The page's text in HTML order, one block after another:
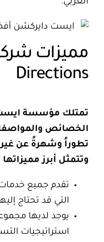
Directions
تمتلك مؤسسة
الخصائص
تطوراً وشهرةً عن
وتتمثل أبرز مميزاتها
تقدم جميع
التي قد تحتاج
يوجد لديها
استراتيجيات